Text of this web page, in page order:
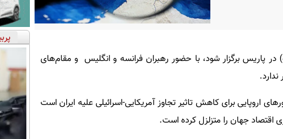
پاریس برگزار شود، با حضور رهبران فرانسه و انگلیس و مقام‌های
برای کاهش تاثیر تجاوز آمریکایی-اسرائیلی علیه ایران است
اقتصاد جهان را متزلزل کرده است.